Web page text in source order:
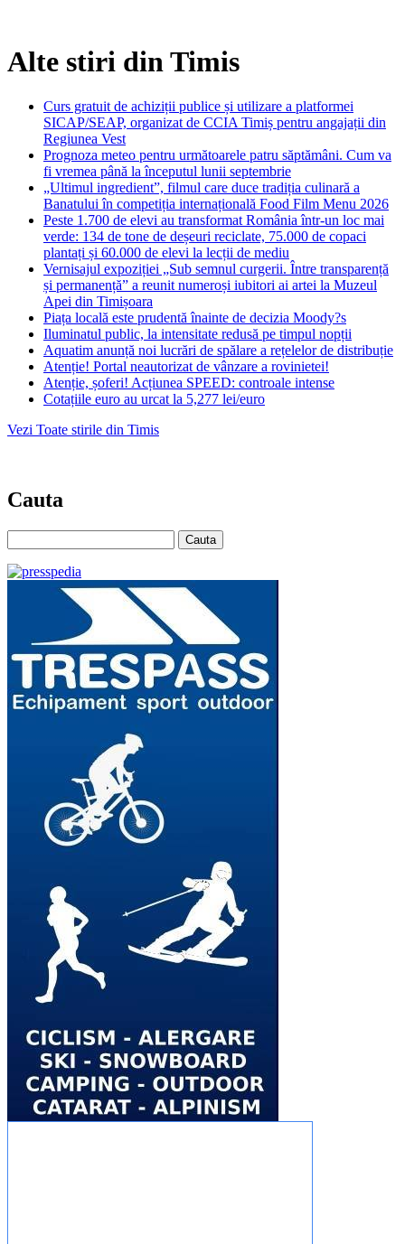
Alte stiri din Timis
Curs gratuit de achiziții publice și utilizare a platformei
SICAP/SEAP, organizat de CCIA Timiș pentru angajații din
Regiunea Vest
Prognoza meteo pentru următoarele patru săptămâni. Cum va
fi vremea până la începutul lunii septembrie
„Ultimul ingredient”, filmul care duce tradiția culinară a
Banatului în competiția internațională Food Film Menu 2026
Peste 1.700 de elevi au transformat România într-un loc mai
verde: 134 de tone de deșeuri reciclate, 75.000 de copaci
plantați și 60.000 de elevi la lecții de mediu
Vernisajul expoziției „Sub semnul curgerii. Între transparență
și permanență” a reunit numeroși iubitori ai artei la Muzeul
Apei din Timișoara
Piața locală este prudentă înainte de decizia Moody?s
Iluminatul public, la intensitate redusă pe timpul nopții
Aquatim anunță noi lucrări de spălare a rețelelor de distribuție
Atenție! Portal neautorizat de vânzare a rovinietei!
Atenție, șoferi! Acțiunea SPEED: controale intense
Cotațiile euro au urcat la 5,277 lei/euro
Vezi Toate stirile din Timis
Cauta